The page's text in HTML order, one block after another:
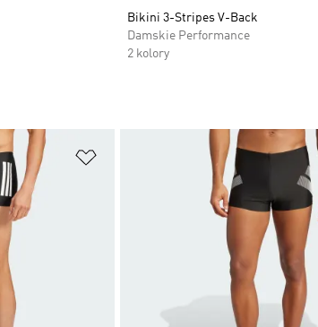
Bikini 3-Stripes V-Back
Damskie Performance
2 kolory
Dodaj do listy życzeń